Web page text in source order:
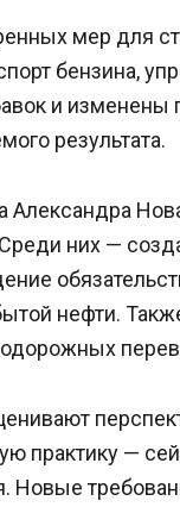
мер для
бензина,
и изменены
результата.
них —
нефти.
практику —
Новые